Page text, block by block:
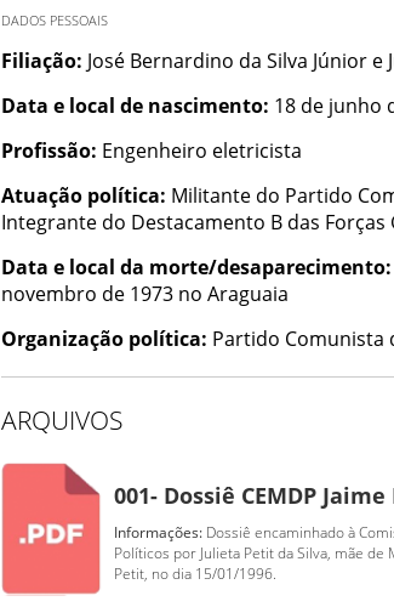
DADOS PESSOAIS
Filiação: José Bernardino da Silva Júnior e
Data e local de nascimento: 18 de junho
Profissão: Engenheiro eletricista
Atuação política: Militante do Partido
Integrante do Destacamento B das
Data e local da morte/desaparecimento:
novembro de 1973 no Araguaia
Organização política: Partido Comunista
ARQUIVOS
001- Dossiê CEMDP
Informações: Dossiê encaminhado à
Políticos por Julieta Petit da Silva, mãe de
Petit, no dia 15/01/1996.